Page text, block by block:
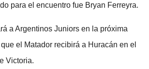
para el encuentro fue Bryan Ferreyra.
a Argentinos Juniors en la próxima
el Matador recibirá a Huracán en el
Victoria.